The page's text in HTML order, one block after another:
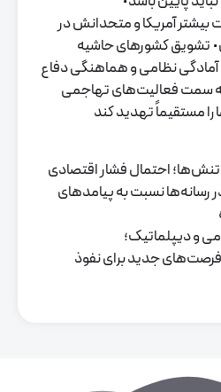
آمریکا و متحدانش در
• تشویق کشورهای حاشیه
نظامی و هماهنگی دفاع
سمت فعالیت‌های تهاجمی
مستقیماً تهدید کند
تنش‌ها؛ احتمال فشار اقتصادی
رسانه‌ها نسبت به پیامدهای
و دیپلماتیک؛
جدید برای نفوذ